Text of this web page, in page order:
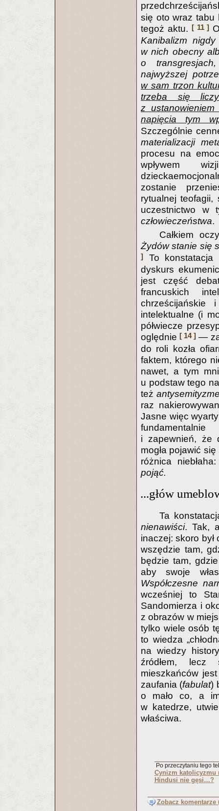
się oto wraz tabu
tegoż aktu. [ 11 ]
Kanibalizm
w nich obecny
o
najwyższej
w sam trzon
trzeba się
z
napięcia tym
Szczególnie
materializacji
procesu na
wpływem
zostanie
rytualnej
uczestnictwo w
człowieczeństwa.
Całkiem
Żydów stanie się
]
To konstatacja
dyskurs
jest część
francuskich
chrześcijańskie
intelektualne (i
półwiecze
oględnie [ 14 ] —
do roli kozła
faktem, którego
nawet, a tym
u podstaw tego
też
raz
Jasne więc
i zapewnień, że
mogła pojawić
różnica
pojąć.
...głów
Ta
nienawiści. Tak,
inaczej: skoro
wszędzie tam,
będzie tam,
aby swoje
Współczesne
wcześniej to
Sandomierza i
z obrazów w
tylko wiele osób
to wiedza
na wiedzy
źródłem, lecz
mieszkańców
zaufania (fabulat)
o mało co, a
w katedrze,
właściwa.
Po przeczytaniu tego
Cynizm
Hindusi nie gęsi…?
Zobacz komentarze